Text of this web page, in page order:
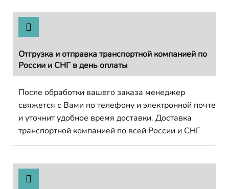
Отгрузка и отправка транспортной компанией по
России и СНГ в день оплаты
После обработки вашего заказа менеджер
свяжется с Вами по телефону и электронной почте
и уточнит удобное время доставки. Доставка
транспортной компанией по всей России и СНГ